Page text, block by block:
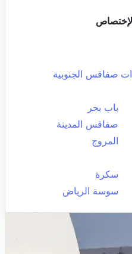
صفاقس الجنوبية
باب بحر
صفاقس المدينة
المروج
سكرة
سوسة الرياض